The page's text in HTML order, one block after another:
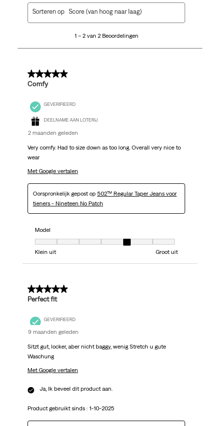
2
1 – 2 van 2 Beoordelingen
Sorteren op Score (van hoog naar laag)
5 van 5 sterren.
Comfy
GEVERIFIEERD
DEELNAME AAN LOTERIJ
2 maanden geleden
Very comfy. Had to size down as too long. Overall very nice to
wear
Met Google vertalen
Oorspronkelijk gepost op 502™ Regular Taper Jeans voor
tieners - Nineteen No Patch
Model
Model, 5 van 7, waarbij 1 gelijk is aan Klein uit en 7 gelijk is aan Groot uit
Klein uit
Groot uit
5 van 5 sterren.
Perfect fit
GEVERIFIEERD
9 maanden geleden
Sitzt gut, locker, aber nicht baggy, wenig Stretch u gute
Waschung
Met Google vertalen
Ja, Ik beveel dit product aan.
Product gebruikt sinds : 1-10-2025